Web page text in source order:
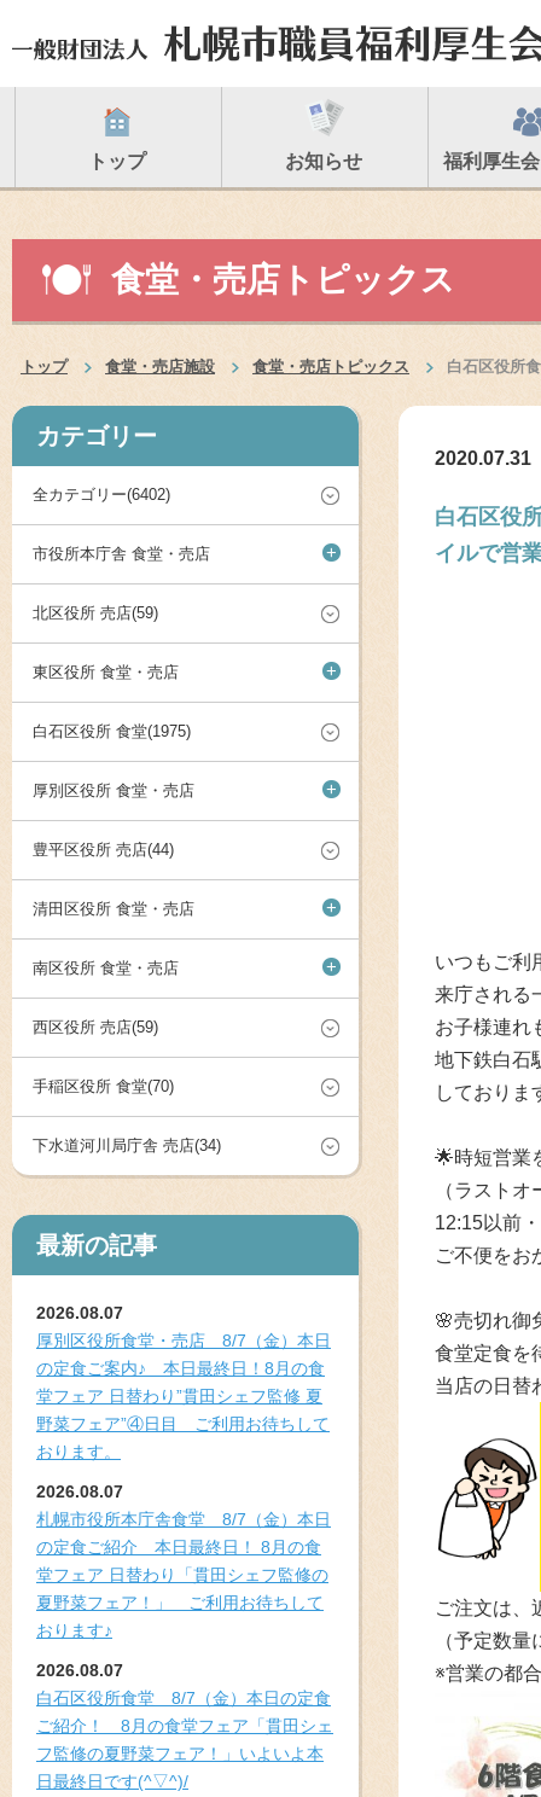
トップ お知らせ 福利厚生
食堂・売店トピックス
トップ 食堂・売店施設 食堂・売店トピックス 白石区役所
カテゴリー
全カテゴリー(6402)
市役所本庁舎 食堂・売店 +
北区役所 売店(59)
東区役所 食堂・売店 +
白石区役所 食堂(1975)
厚別区役所 食堂・売店 +
豊平区役所 売店(44)
清田区役所 食堂・売店 +
南区役所 食堂・売店 +
西区役所 売店(59)
手稲区役所 食堂(70)
下水道河川局庁舎 売店(34)
最新の記事
2026.08.07
厚別区役所食堂・売店 8/7（金）本日
の定食ご案内♪ 本日最終日！8月の食
堂フェア 日替わり”貫田シェフ監修 夏
野菜フェア”④日目 ご利用お待ちして
おります。
2026.08.07
札幌市役所本庁舎食堂 8/7（金）本日
の定食ご紹介 本日最終日！ 8月の食
堂フェア 日替わり「貫田シェフ監修の
夏野菜フェア！」 ご利用お待ちして
おります♪
2026.08.07
白石区役所食堂 8/7（金）本日の定食
ご紹介！ 8月の食堂フェア「貫田シェ
フ監修の夏野菜フェア！」いよいよ本
日最終日です(^▽^)/
2020.07.31
白石区役
イルで営
いつもご利
来庁される
お子様連れ
地下鉄白石
しておりま
🌟時短営業
（ラスト
12:15以前
ご不便をお
🌸売切れ御
食堂定食を
当店の日替
ご注文は、
（予定数
※営業の都